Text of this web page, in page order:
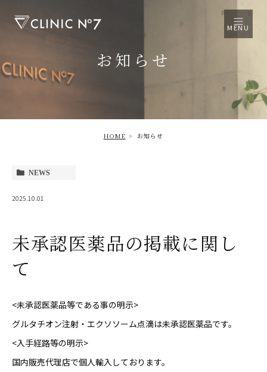
MENU
お知らせ
HOME お知らせ
NEWS
2025.10.01
未承認医薬品の掲載に関し
て
<未承認医薬品等である事の明示>
グルタチオン注射・エクソソーム点滴は未承認医薬品です。
<入手経路等の明示>
国内販売代理店で個人輸入しております。